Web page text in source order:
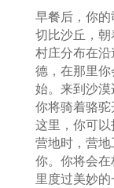
早餐后，你
切比沙丘，
村庄分布在
德，在那里
始。来到沙漠
你将骑着骆驼
这里，你可
营地时，营
你。你将会
里度过美妙的